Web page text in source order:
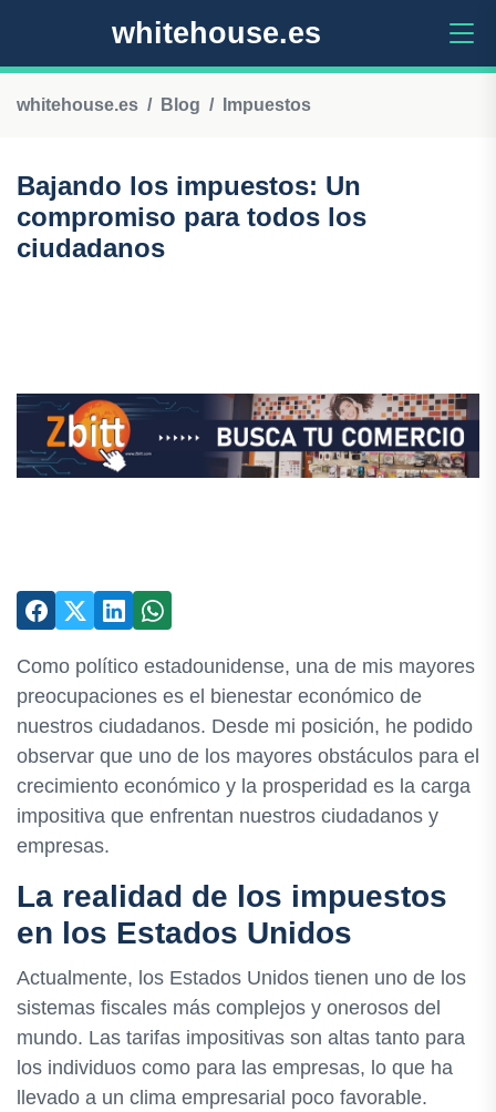
whitehouse.es
whitehouse.es Blog Impuestos
Bajando los impuestos: Un
compromiso para todos los
ciudadanos
Como político estadounidense, una de mis mayores
preocupaciones es el bienestar económico de
nuestros ciudadanos. Desde mi posición, he podido
observar que uno de los mayores obstáculos para el
crecimiento económico y la prosperidad es la carga
impositiva que enfrentan nuestros ciudadanos y
empresas.
La realidad de los impuestos
en los Estados Unidos
Actualmente, los Estados Unidos tienen uno de los
sistemas fiscales más complejos y onerosos del
mundo. Las tarifas impositivas son altas tanto para
los individuos como para las empresas, lo que ha
llevado a un clima empresarial poco favorable.